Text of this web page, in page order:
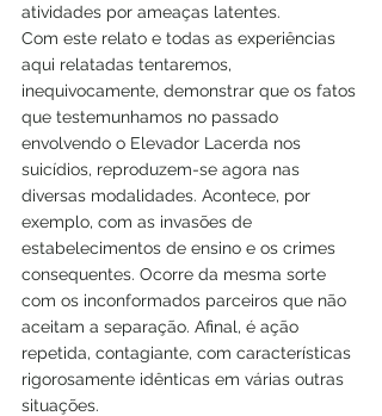
atividades por ameaças latentes.
Com este relato e todas as experiências
aqui relatadas tentaremos,
inequivocamente, demonstrar que os fatos
que testemunhamos no passado
envolvendo o Elevador Lacerda nos
suicídios, reproduzem-se agora nas
diversas modalidades. Acontece, por
exemplo, com as invasões de
estabelecimentos de ensino e os crimes
consequentes. Ocorre da mesma sorte
com os inconformados parceiros que não
aceitam a separação. Afinal, é ação
repetida, contagiante, com características
rigorosamente idênticas em várias outras
situações.